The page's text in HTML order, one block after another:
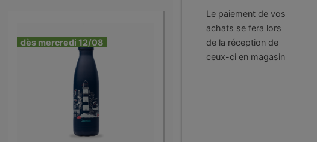
dès mercredi 12/08
Le paiement de vos
achats se fera lors
de la réception de
ceux-ci en magasin